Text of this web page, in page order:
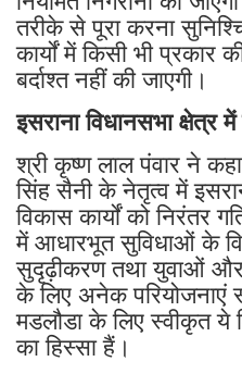
तरीके से पूरा करना
कार्यों में किसी भी प्रकार
बर्दाश्त नहीं की जाएगी।
इसराना विधानसभा क्षेत्र
श्री कृष्ण लाल पंवार ने
सिंह सैनी के नेतृत्व में
विकास कार्यों को निरंतर
में आधारभूत सुविधाओं के
सुदृढ़ीकरण तथा युवाओं
के लिए अनेक परियोजनाएं
मडलौडा के लिए स्वीकृत ये
का हिस्सा हैं।